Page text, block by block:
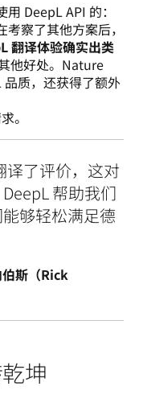
DeepL API 的：
考察了其他方案后，
翻译体验确实出类
他好处。Nature
质，还获得了额外
。
译了评价，这对
帮助我们
够轻松满足德
斯（Rick
坤